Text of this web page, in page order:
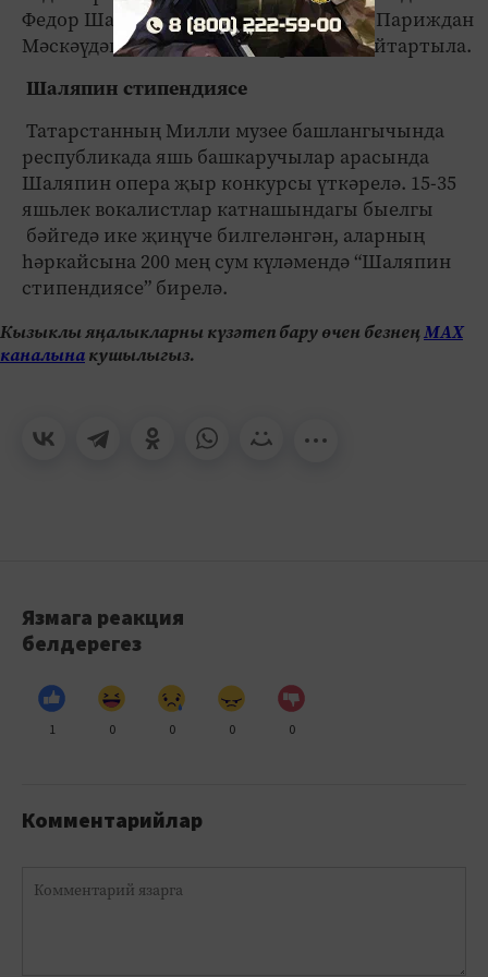
Федор Шаляпинның җәсәде 1984 елда Париждан
Мәскәүдәге Новодевичье зиратына кайтартыла.
Шаляпин стипендиясе
Татарстанның Милли музее башлангычында
республикада яшь башкаручылар арасында
Шаляпин опера җыр конкурсы үткәрелә. 15-35
яшьлек вокалистлар катнашындагы быелгы
бәйгедә ике җиңүче билгеләнгән, аларның
һәркайсына 200 мең сум күләмендә “Шаляпин
стипендиясе” бирелә.
Кызыклы яңалыкларны күзәтеп бару өчен безнеңМАХ
каналынакушылыгыз.
Язмага реакция
белдерегез
1 0 0 0 0
Комментарийлар